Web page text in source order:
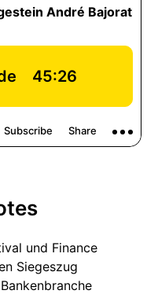
und Finance
Siegeszug